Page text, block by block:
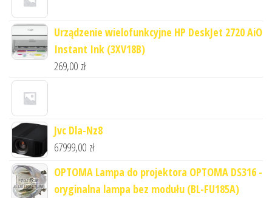
Urządzenie wielofunkcyjne HP DeskJet 2720 AiO
Instant Ink (3XV18B)
269,00 zł
Jvc Dla-Nz8
67999,00 zł
OPTOMA Lampa do projektora OPTOMA DS316 -
oryginalna lampa bez modułu (BL-FU185A)